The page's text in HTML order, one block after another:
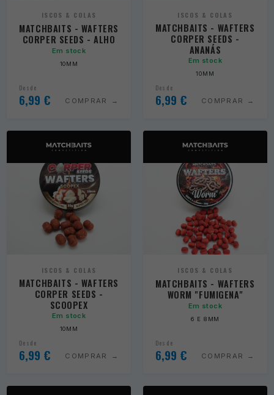
ISCOS & COLAS
MATCHBAITS - WAFTERS
CORPER SEEDS - ALHO
Em stock
10MM
Desde
6,99 € COMPRAR
ISCOS & COLAS
MATCHBAITS - WAFTERS
CORPER SEEDS -
ANANÁS
Em stock
10MM
Desde
6,99 € COMPRAR
ISCOS & COLAS
MATCHBAITS - WAFTERS
CORPER SEEDS -
SCOOPEX
Em stock
10MM
Desde
6,99 € COMPRAR
ISCOS & COLAS
MATCHBAITS - WAFTERS
WORM "FUMIGENA"
Em stock
6 E 8MM
Desde
6,99 € COMPRAR